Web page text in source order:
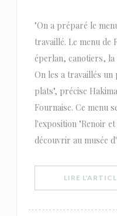
"On a préparé le
travaillé. Le menu de
éperlan, canotiers, la
On les a travaillés
plats", précise
Fournaise. Ce menu
l'exposition "Renoir
découvrir au musée
LIRE